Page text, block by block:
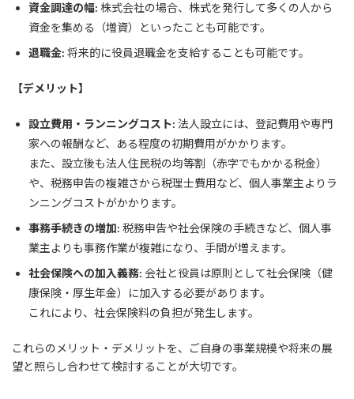
資金調達の幅: 株式会社の場合、株式を発行して多くの人から
資金を集める（増資）といったことも可能です。
退職金: 将来的に役員退職金を支給することも可能です。
【デメリット】
設立費用・ランニングコスト: 法人設立には、登記費用や専門
家への報酬など、ある程度の初期費用がかかります。
また、設立後も法人住民税の均等割（赤字でもかかる税金）
や、税務申告の複雑さから税理士費用など、個人事業主よりラ
ンニングコストがかかります。
事務手続きの増加: 税務申告や社会保険の手続きなど、個人事
業主よりも事務作業が複雑になり、手間が増えます。
社会保険への加入義務: 会社と役員は原則として社会保険（健
康保険・厚生年金）に加入する必要があります。
これにより、社会保険料の負担が発生します。
これらのメリット・デメリットを、ご自身の事業規模や将来の展
望と照らし合わせて検討することが大切です。